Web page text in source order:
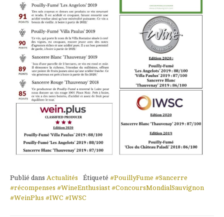
Publié dans Actualités Étiqueté #PouillyFume #Sancerre
#récompenses #WineEnthusiast #ConcoursMondialSauvignon
#WeinPlus #IWC #IWSC